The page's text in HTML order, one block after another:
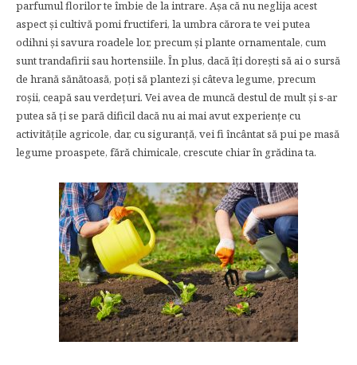
parfumul florilor te îmbie de la intrare. Așa că nu neglija acest
aspect și cultivă pomi fructiferi, la umbra cărora te vei putea
odihni și savura roadele lor, precum și plante ornamentale, cum
sunt trandafirii sau hortensiile. În plus, dacă îți dorești să ai o sursă
de hrană sănătoasă, poți să plantezi și câteva legume, precum
roșii, ceapă sau verdețuri. Vei avea de muncă destul de mult și s-ar
putea să ți se pară dificil dacă nu ai mai avut experiențe cu
activitățile agricole, dar, cu siguranță, vei fi încântat să pui pe masă
legume proaspete, fără chimicale, crescute chiar în grădina ta.